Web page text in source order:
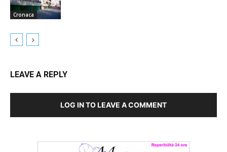
Cronaca
LEAVE A REPLY
LOG IN TO LEAVE A COMMENT